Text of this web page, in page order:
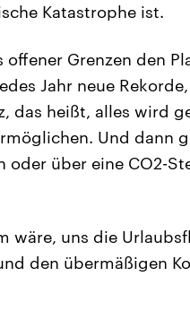
Katastrophe ist.
Grenzen den
Jahr neue
das heißt, alles wird
Und dann
über eine CO2-
wäre, uns die
den übermäßigen